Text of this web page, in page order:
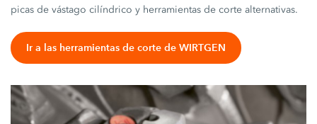
picas de vástago cilíndrico y herramientas de corte alternativas.
Ir a las herramientas de corte de WIRTGEN